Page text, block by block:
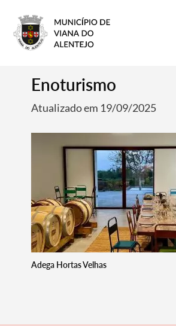
Enoturismo
Atualizado em 19/09/2025
Adega Hortas Velhas